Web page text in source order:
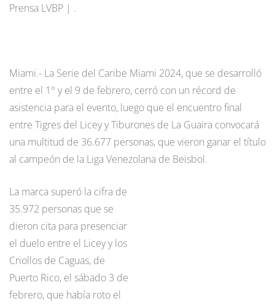
Prensa LVBP | .
Miami.- La Serie del Caribe Miami 2024, que se desarrolló
entre el 1° y el 9 de febrero, cerró con un récord de
asistencia para el evento, luego que el encuentro final
entre Tigres del Licey y Tiburones de La Guaira convocará
una multitud de 36.677 personas, que vieron ganar el título
al campeón de la Liga Venezolana de Beisbol.
La marca superó la cifra de
35.972 personas que se
dieron cita para presenciar
el duelo entre el Licey y los
Criollos de Caguas, de
Puerto Rico, el sábado 3 de
febrero, que había roto el